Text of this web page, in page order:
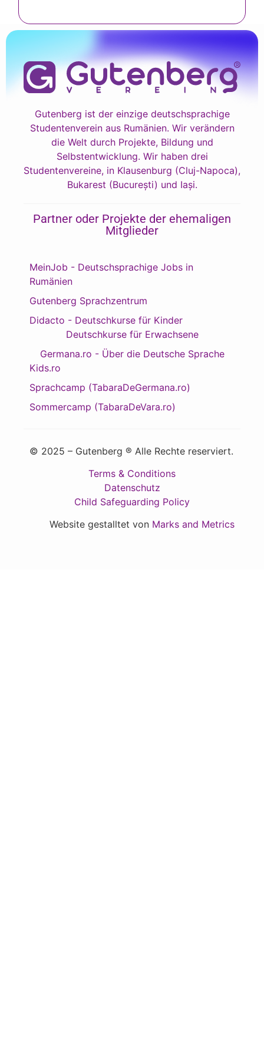
Gutenberg ist der einzige deutschsprachige
Studentenverein aus Rumänien. Wir verändern
die Welt durch Projekte, Bildung und
Selbstentwicklung. Wir haben drei
Studentenvereine, in Klausenburg (Cluj-Napoca),
Bukarest (București) und Iași.
Partner oder Projekte der ehemaligen
Mitglieder
MeinJob - Deutschsprachige Jobs in
Rumänien
Gutenberg Sprachzentrum
Didacto - Deutschkurse für Kinder
Deutschkurse für Erwachsene
Germana.ro - Über die Deutsche Sprache
Kids.ro
Sprachcamp (TabaraDeGermana.ro)
Sommercamp (TabaraDeVara.ro)
© 2025 – Gutenberg ® Alle Rechte reserviert.
Terms & Conditions
Datenschutz
Child Safeguarding Policy
Website gestalltet von Marks and Metrics